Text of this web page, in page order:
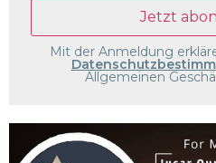
Mit der Anmeldung
Allgemeinen